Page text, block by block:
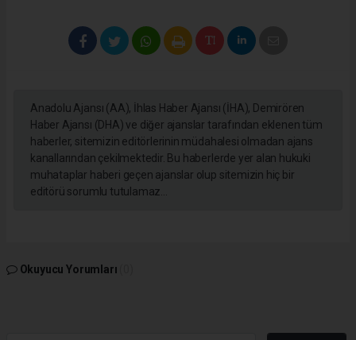
Anadolu Ajansı (AA), İhlas Haber Ajansı (İHA), Demirören
Haber Ajansı (DHA) ve diğer ajanslar tarafından eklenen tüm
haberler, sitemizin editörlerinin müdahalesi olmadan ajans
kanallarından çekilmektedir. Bu haberlerde yer alan hukuki
muhataplar haberi geçen ajanslar olup sitemizin hiç bir
editörü sorumlu tutulamaz...
Okuyucu Yorumları